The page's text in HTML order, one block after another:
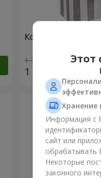
Композиция
1 732 грн
Этот
Хранение
Информация с
сайт или
обрабатывать
Некоторые
законного